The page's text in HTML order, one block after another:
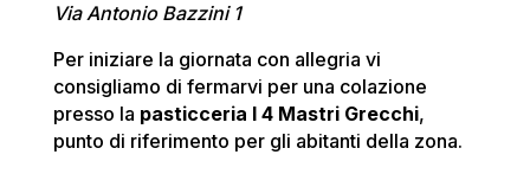
Via Antonio Bazzini 1
Per iniziare la giornata con allegria vi
consigliamo di fermarvi per una colazione
presso la pasticceria I 4 Mastri Grecchi,
punto di riferimento per gli abitanti della zona.